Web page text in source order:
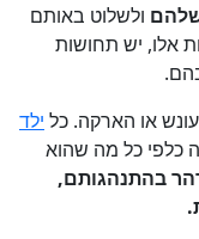
ולשלוט באותם
אלו, יש תחושות
או הארקה. כל ילד
כלפי כל מה שהוא
בהתנהגותם,